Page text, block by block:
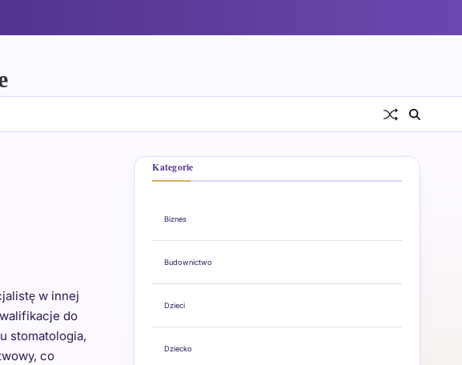
w innej
do
stomatologia,
co
Kategorie
Biznes
Budownictwo
Dzieci
Dziecko